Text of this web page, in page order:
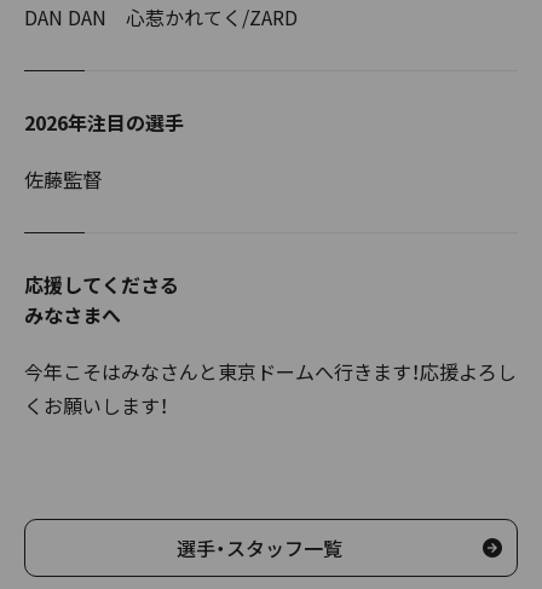
DAN DAN 心惹かれてく/ZARD
2026年注目の選手
佐藤監督
応援してくださる
みなさまへ
今年こそはみなさんと東京ドームへ行きます！応援よろし
くお願いします！
選手・スタッフ一覧